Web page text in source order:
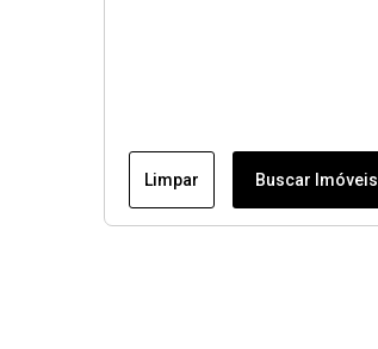
Limpar Buscar Imóveis